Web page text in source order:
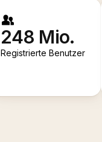
248 Mio.
Registrierte Benutzer